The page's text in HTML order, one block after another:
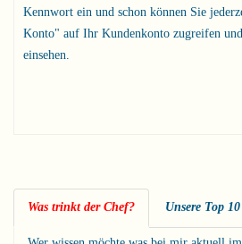
Kennwort ein und schon können Sie
Konto" auf Ihr Kundenkonto zugreifen
einsehen.
Was trinkt der Chef? Unsere Top 10